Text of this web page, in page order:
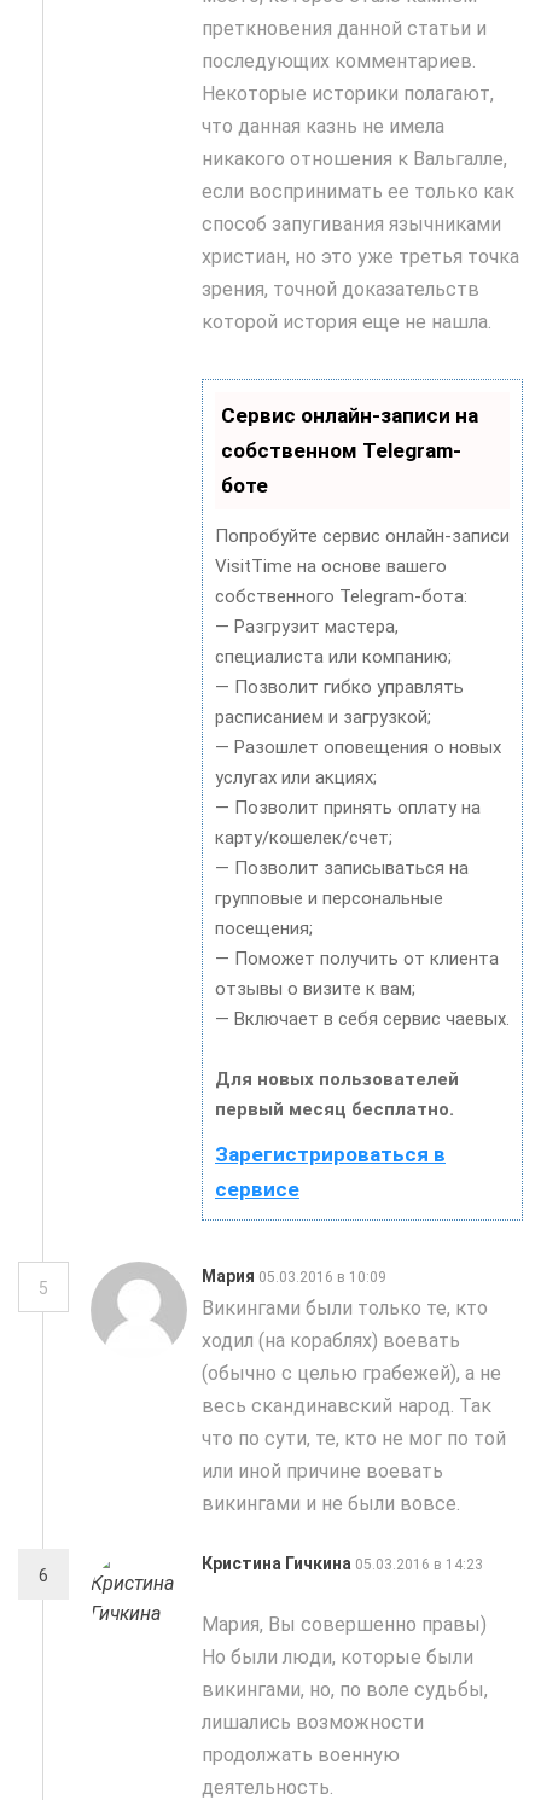
преткновения данной статьи и
последующих комментариев.
Некоторые историки полагают,
что данная казнь не имела
никакого отношения к Вальгалле,
если воспринимать ее только как
способ запугивания язычниками
христиан, но это уже третья точка
зрения, точной доказательств
которой история еще не нашла.
Сервис онлайн-записи на
собственном Telegram-
боте
Попробуйте сервис онлайн-записи
VisitTime на основе вашего
собственного Telegram-бота:
— Разгрузит мастера,
специалиста или компанию;
— Позволит гибко управлять
расписанием и загрузкой;
— Разошлет оповещения о новых
услугах или акциях;
— Позволит принять оплату на
карту/кошелек/счет;
— Позволит записываться на
групповые и персональные
посещения;
— Поможет получить от клиента
отзывы о визите к вам;
— Включает в себя сервис чаевых.
Для новых пользователей
первый месяц бесплатно.
Зарегистрироваться в
сервисе
5
Мария 05.03.2016 в 10:09
Викингами были только те, кто
ходил (на кораблях) воевать
(обычно с целью грабежей), а не
весь скандинавский народ. Так
что по сути, те, кто не мог по той
или иной причине воевать
викингами и не были вовсе.
6
Кристина Гичкина 05.03.2016 в 14:23
Мария, Вы совершенно правы)
Но были люди, которые были
викингами, но, по воле судьбы,
лишались возможности
продолжать военную
деятельность.